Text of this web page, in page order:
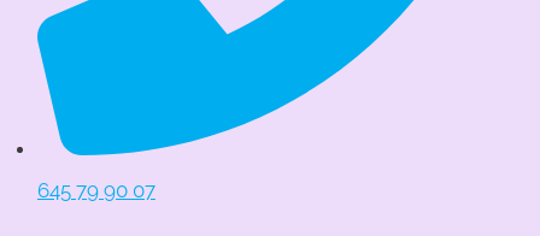
645 79 90 07